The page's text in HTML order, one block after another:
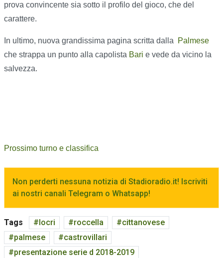
prova convincente sia sotto il profilo del gioco, che del
carattere.
In ultimo, nuova grandissima pagina scritta dalla
Palmese
che strappa un punto alla capolista Bari e vede da vicino la
salvezza.
Prossimo turno e classifica
Non perderti nessuna notizia di Stadioradio.it! Iscriviti
ai nostri canali Telegram o Whatsapp!
Tags locri roccella
cittanovese
palmese
castrovillari
presentazione serie d 2018-2019